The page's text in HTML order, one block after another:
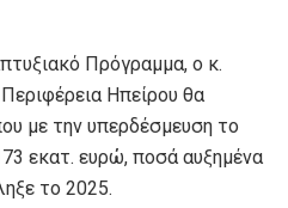
Πρόγραμμα, ο κ.
Ηπείρου θα
με την υπερδέσμευση το
εκατ. ευρώ, ποσά αυξημένα
το 2025.